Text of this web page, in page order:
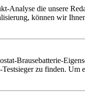
Analyse die unsere
können wir
Brausebatterie-
zu finden. Um